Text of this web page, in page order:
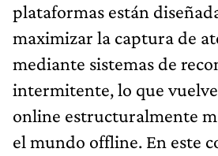
plataformas están
maximizar la captura de
mediante sistemas de
intermitente, lo que
online estructuralmente
el mundo offline. En este